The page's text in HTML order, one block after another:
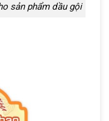
sản phẩm dầu gội